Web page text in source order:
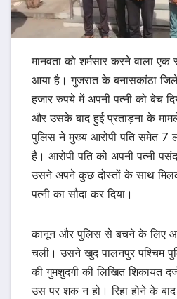
मानवता को शर्मसार करने वाला
आया है। गुजरात के बनासकांठा
हजार रुपये में अपनी पत्नी को बेच
और उसके बाद हुई प्रताड़ना के
पुलिस ने मुख्य आरोपी पति समेत 7
है। आरोपी पति को अपनी पत्नी
उसने अपने कुछ दोस्तों के साथ
पत्नी का सौदा कर दिया।
कानून और पुलिस से बचने के लिए
चली। उसने खुद पालनपुर पश्चिम
की गुमशुदगी की लिखित शिकायत
उस पर शक न हो। रिहा होने के